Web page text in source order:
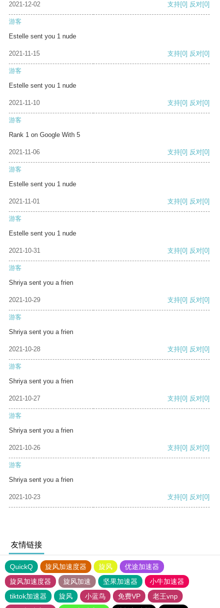
2021-12-02 支持[0] 反对[0]
游客
Estelle sent you 1 nude
2021-11-15 支持[0] 反对[0]
游客
Estelle sent you 1 nude
2021-11-10 支持[0] 反对[0]
游客
Rank 1 on Google With 5
2021-11-06 支持[0] 反对[0]
游客
Estelle sent you 1 nude
2021-11-01 支持[0] 反对[0]
游客
Estelle sent you 1 nude
2021-10-31 支持[0] 反对[0]
游客
Shriya sent you a frien
2021-10-29 支持[0] 反对[0]
游客
Shriya sent you a frien
2021-10-28 支持[0] 反对[0]
游客
Shriya sent you a frien
2021-10-27 支持[0] 反对[0]
游客
Shriya sent you a frien
2021-10-26 支持[0] 反对[0]
游客
Shriya sent you a frien
2021-10-23 支持[0] 反对[0]
友情链接
QuickQ 旋风加速度器 旋风
优途加速器
旋风加速度器
旋风加速 坚果加速器
小牛加速器
tiktok加速器
旋风 小蓝鸟 免费VP
老王vnp